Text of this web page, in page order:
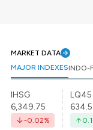
MARKET DATA
MAJOR INDEXESINDO-
IHSG
6,349.75
-0.02%
LQ45
0.1